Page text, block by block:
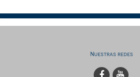
Nuestras redes